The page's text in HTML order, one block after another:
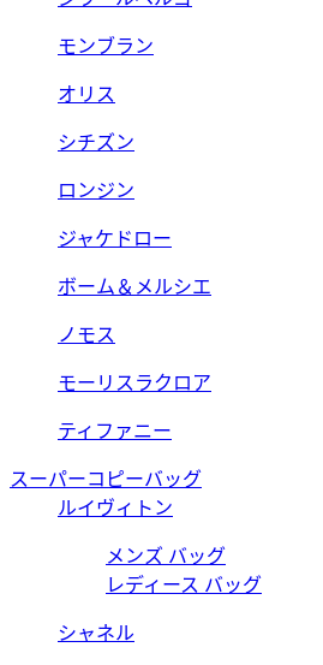
モンブラン
オリス
シチズン
ロンジン
ジャケドロー
ボーム＆メルシエ
ノモス
モーリスラクロア
ティファニー
スーパーコピーバッグ
ルイヴィトン
メンズ バッグ
レディース バッグ
シャネル